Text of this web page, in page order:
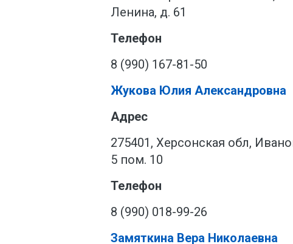
Ленина, д. 61
Телефон
8 (990) 167-81-50
Жукова Юлия Александровна
Адрес
275401, Херсонская обл,
5 пом. 10
Телефон
8 (990) 018-99-26
Замяткина Вера Николаевна